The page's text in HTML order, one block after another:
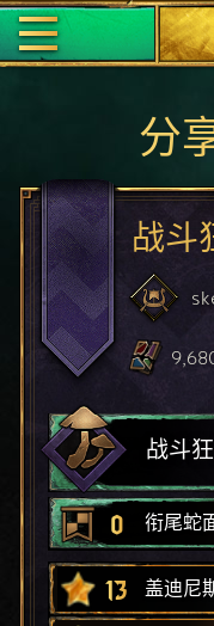
分
战斗
战斗
0 衔尾蛇
13 盖迪尼